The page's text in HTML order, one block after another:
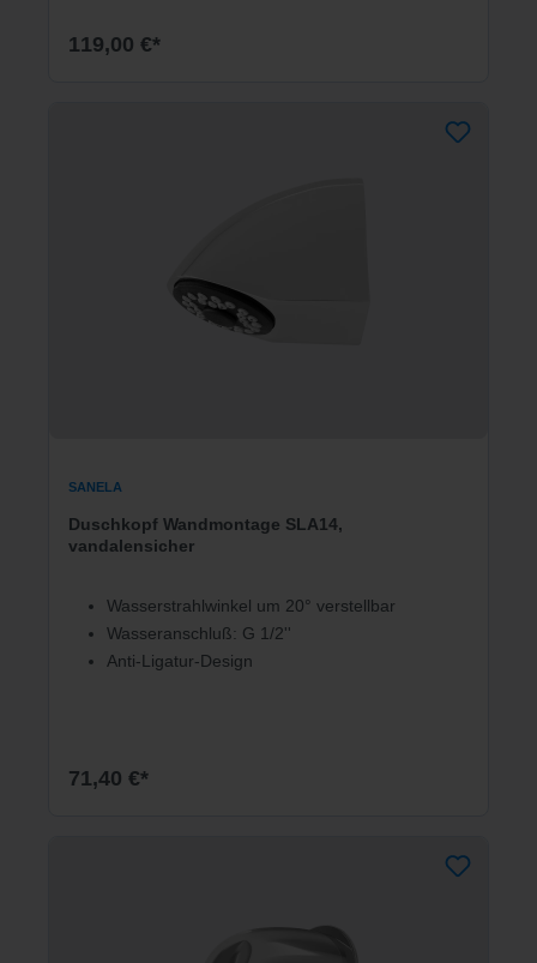
119,00 €*
SANELA
Duschkopf Wandmontage SLA14,
vandalensicher
Wasserstrahlwinkel um 20° verstellbar
Wasseranschluß: G 1/2''
Anti-Ligatur-Design
71,40 €*